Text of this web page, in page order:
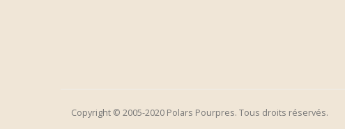
Copyright © 2005-2020 Polars Pourpres. Tous droits réservés.